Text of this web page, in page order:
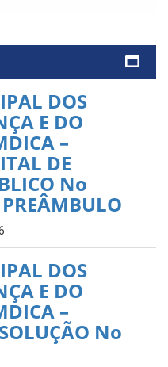
DOS
E DO
–
DE
No
DOS
E DO
–
No